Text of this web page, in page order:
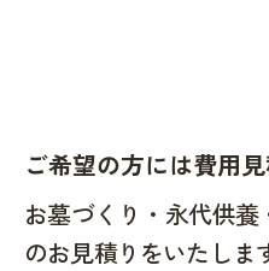
ご希望の方には費用
お墓づくり・永代供
のお見積りをいたしま